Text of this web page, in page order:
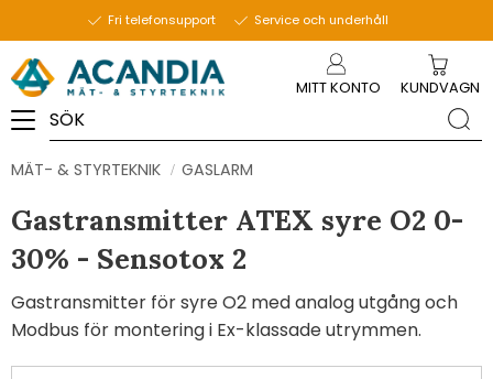
Fri telefonsupport Service och underhåll
MITT KONTO KUNDVAGN
MÄT- & STYRTEKNIK GASLARM
Gastransmitter ATEX syre O2 0-
30% - Sensotox 2
Gastransmitter för syre O2 med analog utgång och
Modbus för montering i Ex-klassade utrymmen.